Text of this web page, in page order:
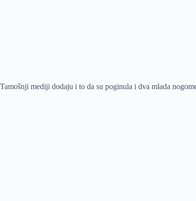
Tamošnji mediji dodaju i to da su poginula i dva mlada